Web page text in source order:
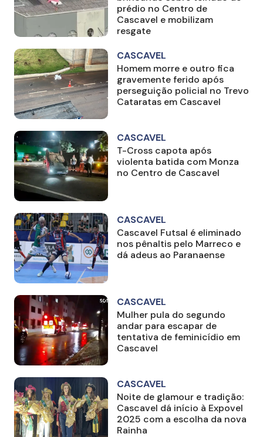
prédio no Centro de
Cascavel e mobilizam
resgate
CASCAVEL
Homem morre e outro fica
gravemente ferido após
perseguição policial no Trevo
Cataratas em Cascavel
CASCAVEL
T-Cross capota após
violenta batida com Monza
no Centro de Cascavel
CASCAVEL
Cascavel Futsal é eliminado
nos pênaltis pelo Marreco e
dá adeus ao Paranaense
CASCAVEL
Mulher pula do segundo
andar para escapar de
tentativa de feminicídio em
Cascavel
CASCAVEL
Noite de glamour e tradição:
Cascavel dá início à Expovel
2025 com a escolha da nova
Rainha